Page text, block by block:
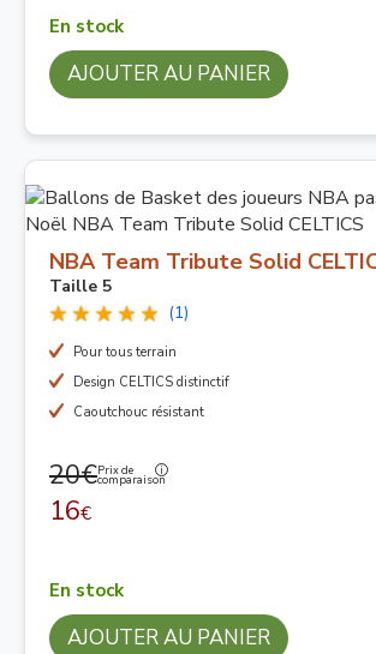
En stock
AJOUTER AU PANIER
NBA Team Tribute Solid
Taille 5
(1)
Pour tous terrain
Design CELTICS distinctif
Caoutchouc résistant
20€Prix de
comparaison
16€
En stock
AJOUTER AU PANIER